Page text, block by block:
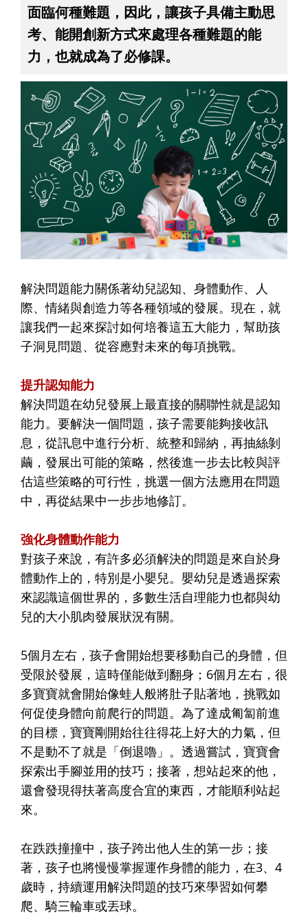
面臨何種難題，因此，讓孩子具備主動思
考、能開創新方式來處理各種難題的能
力，也就成為了必修課。
解決問題能力關係著幼兒認知、身體動作、人
際、情緒與創造力等各種領域的發展。現在，就
讓我們一起來探討如何培養這五大能力，幫助孩
子洞見問題、從容應對未來的每項挑戰。
提升認知能力
解決問題在幼兒發展上最直接的關聯性就是認知
能力。要解決一個問題，孩子需要能夠接收訊
息，從訊息中進行分析、統整和歸納，再抽絲剝
繭，發展出可能的策略，然後進一步去比較與評
估這些策略的可行性，挑選一個方法應用在問題
中，再從結果中一步步地修訂。
強化身體動作能力
對孩子來說，有許多必須解決的問題是來自於身
體動作上的，特別是小嬰兒。嬰幼兒是透過探索
來認識這個世界的，多數生活自理能力也都與幼
兒的大小肌肉發展狀況有關。
5個月左右，孩子會開始想要移動自己的身體，但
受限於發展，這時僅能做到翻身；6個月左右，很
多寶寶就會開始像蛙人般將肚子貼著地，挑戰如
何促使身體向前爬行的問題。為了達成匍匐前進
的目標，寶寶剛開始往往得花上好大的力氣，但
不是動不了就是「倒退嚕」。透過嘗試，寶寶會
探索出手腳並用的技巧；接著，想站起來的他，
還會發現得扶著高度合宜的東西，才能順利站起
來。
在跌跌撞撞中，孩子跨出他人生的第一步；接
著，孩子也將慢慢掌握運作身體的能力，在3、4
歲時，持續運用解決問題的技巧來學習如何攀
爬、騎三輪車或丟球。